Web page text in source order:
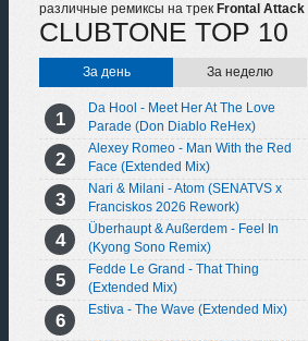
различные ремиксы на трек Frontal Attack
CLUBTONE TOP 10
За день За неделю
Da Hool - Meet Her At The Love
Parade (Don Diablo ReHex)
Alexey Romeo - Man With the Red
Face (Extended Mix)
Nari & Milani - Atom (SENATVS x
Franciskos 2026 Rework)
Überhaupt & Außerdem - Feel In
(Kyong Sono Remix)
Fedde Le Grand - That Thing
(Extended Mix)
Estiva - The Wave (Extended Mix)